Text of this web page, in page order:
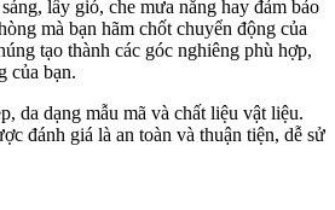
lấy gió, che mưa nắng hay đảm bảo
mà bạn hãm chốt chuyển động của
tạo thành các góc nghiêng phù hợp,
của bạn.
da dạng mẫu mã và chất liệu vật liệu.
đánh giá là an toàn và thuận tiện, dễ sử